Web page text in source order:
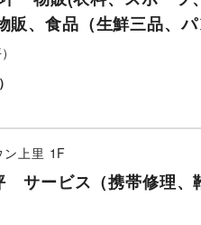
、食品（生鮮三品、パ
上里 1F
サービス（携帯修理、